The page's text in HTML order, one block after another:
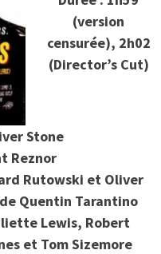
(version
censurée), 2h02
(Director’s Cut)
Stone
Reznor
Rutowski et Oliver
Quentin Tarantino
Lewis, Robert
et Tom Sizemore